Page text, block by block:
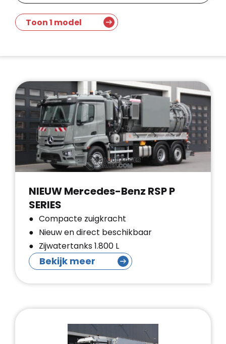
Toon 1 model
NIEUW Mercedes-Benz RSP P
SERIES
Compacte zuigkracht
Nieuw en direct beschikbaar
Zijwatertanks 1.800 L
Bekijk meer